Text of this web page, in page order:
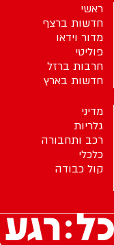
ראשי
חדשות ברצף
מדור וידאו
פוליטי
חרבות ברזל
חדשות בארץ
מדיני
גלריות
רכב ותחבורה
כלכלי
קול כבודה